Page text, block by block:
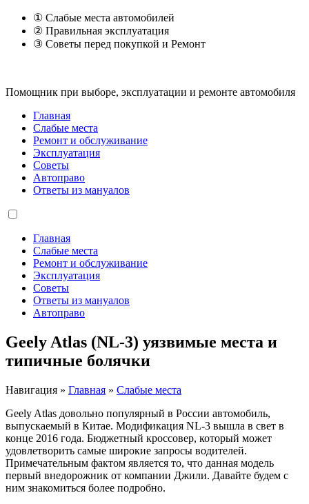
① Слабые места автомобилей
② Правильная эксплуатация
③ Советы перед покупкой и Ремонт
Помощник при выборе, эксплуатации и ремонте автомобиля
Главная
Слабые места
Ремонт и обслуживание
Эксплуатация
Советы
Автоправо
Ответы из мануалов
Главная
Слабые места
Ремонт и обслуживание
Эксплуатация
Советы
Ответы из мануалов
Автоправо
Geely Atlas (NL-3) уязвимые места и
типичные болячки
Навигация » Главная » Слабые места
Geely Atlas довольно популярный в России автомобиль,
выпускаемый в Китае. Модификация NL-3 вышла в свет в
конце 2016 года. Бюджетный кроссовер, который может
удовлетворить самые широкие запросы водителей.
Примечательным фактом является то, что данная модель
первый внедорожник от компании Джили. Давайте будем с
ним знакомиться более подробно.